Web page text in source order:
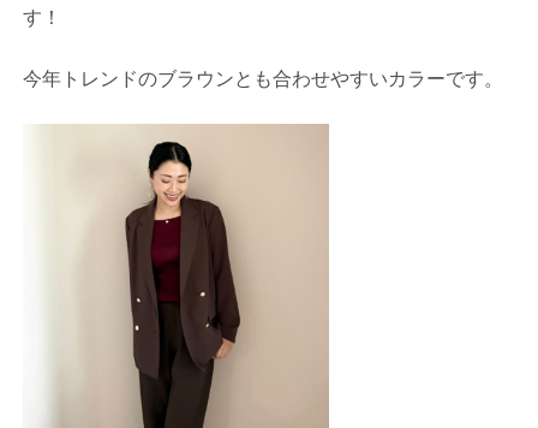
す！
今年トレンドのブラウンとも合わせやすいカラーです。